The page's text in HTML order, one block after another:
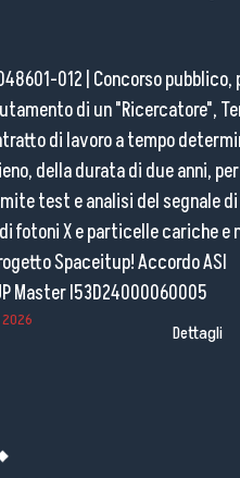
012 Concorso pubblico,
di un "Ricercatore",
di lavoro a tempo
della durata di due anni, per
test e analisi del segnale di
fotoni X e particelle cariche e
Spaceitup! Accordo ASI
Master I53D24000060005
Dettagli